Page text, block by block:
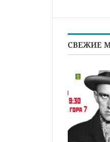
СВЕЖИЕ